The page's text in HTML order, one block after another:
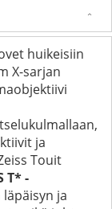
huikeisiin
X-sarjan
ja
Touit
T* -
ja